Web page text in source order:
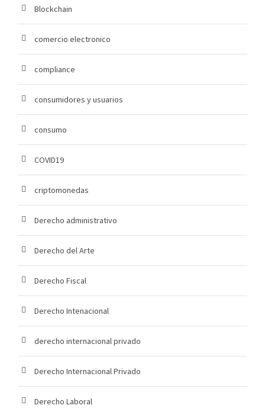
Blockchain
comercio electronico
compliance
consumidores y usuarios
consumo
COVID19
criptomonedas
Derecho administrativo
Derecho del Arte
Derecho Fiscal
Derecho Intenacional
derecho internacional privado
Derecho Internacional Privado
Derecho Laboral